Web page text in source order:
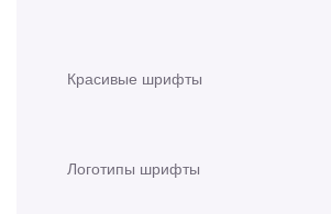
Красивые шрифты
Логотипы шрифты